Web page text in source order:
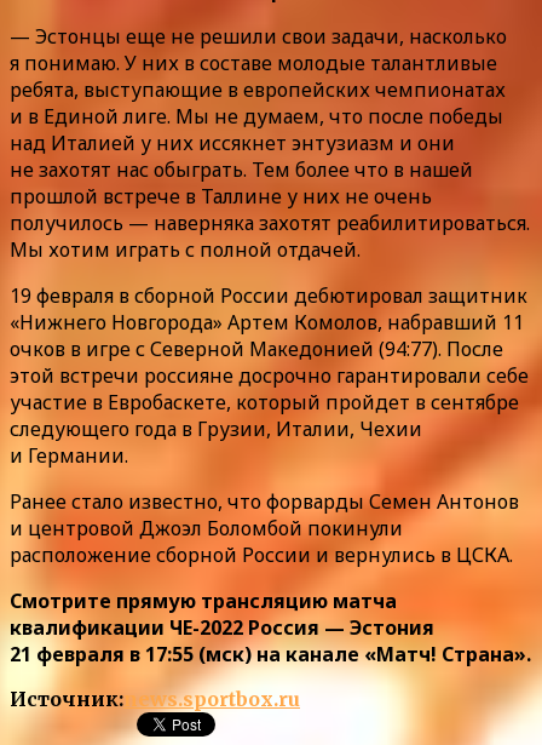
— Эстонцы еще не решили свои задачи, насколько
я понимаю. У них в составе молодые талантливые
ребята, выступающие в европейских чемпионатах
и в Единой лиге. Мы не думаем, что после победы
над Италией у них иссякнет энтузиазм и они
не захотят нас обыграть. Тем более что в нашей
прошлой встрече в Таллине у них не очень
получилось — наверняка захотят реабилитироваться.
Мы хотим играть с полной отдачей.
19 февраля в сборной России дебютировал защитник
«Нижнего Новгорода» Артем Комолов, набравший 11
очков в игре с Северной Македонией (94:77). После
этой встречи россияне досрочно гарантировали себе
участие в Евробаскете, который пройдет в сентябре
следующего года в Грузии, Италии, Чехии
и Германии.
Ранее стало известно, что форварды Семен Антонов
и центровой Джоэл Боломбой покинули
расположение сборной России и вернулись в ЦСКА.
Смотрите прямую трансляцию матча
квалификации ЧЕ-2022 Россия — Эстония
21 февраля в 17:55 (мск) на канале «Матч! Страна».
Источник:news.sportbox.ru